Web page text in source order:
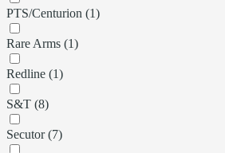
PTS/Centurion (1)
Rare Arms (1)
Redline (1)
S&T (8)
Secutor (7)